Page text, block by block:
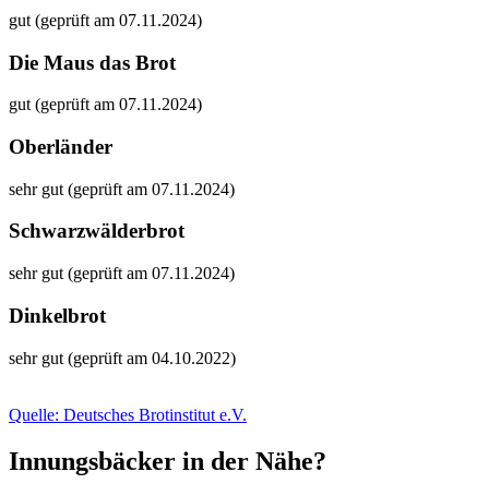
gut (geprüft am 07.11.2024)
Die Maus das Brot
gut (geprüft am 07.11.2024)
Oberländer
sehr gut (geprüft am 07.11.2024)
Schwarzwälderbrot
sehr gut (geprüft am 07.11.2024)
Dinkelbrot
sehr gut (geprüft am 04.10.2022)
Quelle: Deutsches Brotinstitut e.V.
Innungsbäcker in der Nähe?